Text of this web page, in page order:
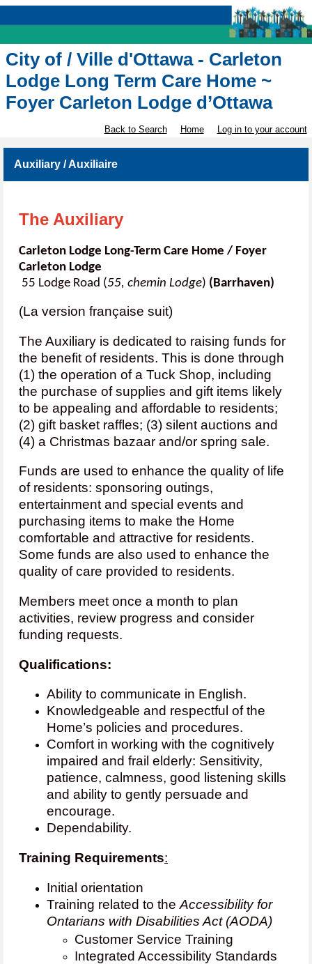
City of / Ville d'Ottawa - Carleton
Lodge Long Term Care Home ~
Foyer Carleton Lodge d’Ottawa
Back to Search Home Log in to your account
Auxiliary / Auxiliaire
The Auxiliary
Carleton Lodge Long-Term Care Home / Foyer
Carleton Lodge
55 Lodge Road (55, chemin Lodge) (Barrhaven)
(La version française suit)
The Auxiliary is dedicated to raising funds for
the benefit of residents. This is done through
(1) the operation of a Tuck Shop, including
the purchase of supplies and gift items likely
to be appealing and affordable to residents;
(2) gift basket raffles; (3) silent auctions and
(4) a Christmas bazaar and/or spring sale.
Funds are used to enhance the quality of life
of residents: sponsoring outings,
entertainment and special events and
purchasing items to make the Home
comfortable and attractive for residents.
Some funds are also used to enhance the
quality of care provided to residents.
Members meet once a month to plan
activities, review progress and consider
funding requests.
Qualifications:
Ability to communicate in English.
Knowledgeable and respectful of the
Home’s policies and procedures.
Comfort in working with the cognitively
impaired and frail elderly: Sensitivity,
patience, calmness, good listening skills
and ability to gently persuade and
encourage.
Dependability.
Training Requirements:
Initial orientation
Training related to the Accessibility for
Ontarians with Disabilities Act (AODA)
Customer Service Training
Integrated Accessibility Standards